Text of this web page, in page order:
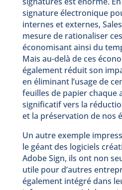
signature électronique
internes et externes,
mesure de rationaliser
économisant ainsi du
Mais au-delà de ces
également réduit son
en éliminant l’usage de
feuilles de papier chaque
significatif vers la
et la préservation de nos
Un autre exemple
le géant des logiciels
Adobe Sign, ils ont non
utile pour d’autres
également intégré dans